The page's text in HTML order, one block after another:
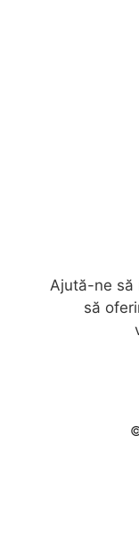
Ajută-ne să
să